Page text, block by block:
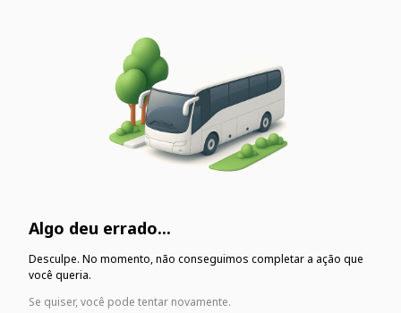
Algo deu errado...
Desculpe. No momento, não conseguimos completar a ação que
você queria.
Se quiser, você pode tentar novamente.